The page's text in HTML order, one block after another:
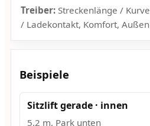
Treiber:Streckenlänge /
/ Ladekontakt, Komfort,
Beispiele
Sitzlift gerade · innen
5,2 m, Park unten